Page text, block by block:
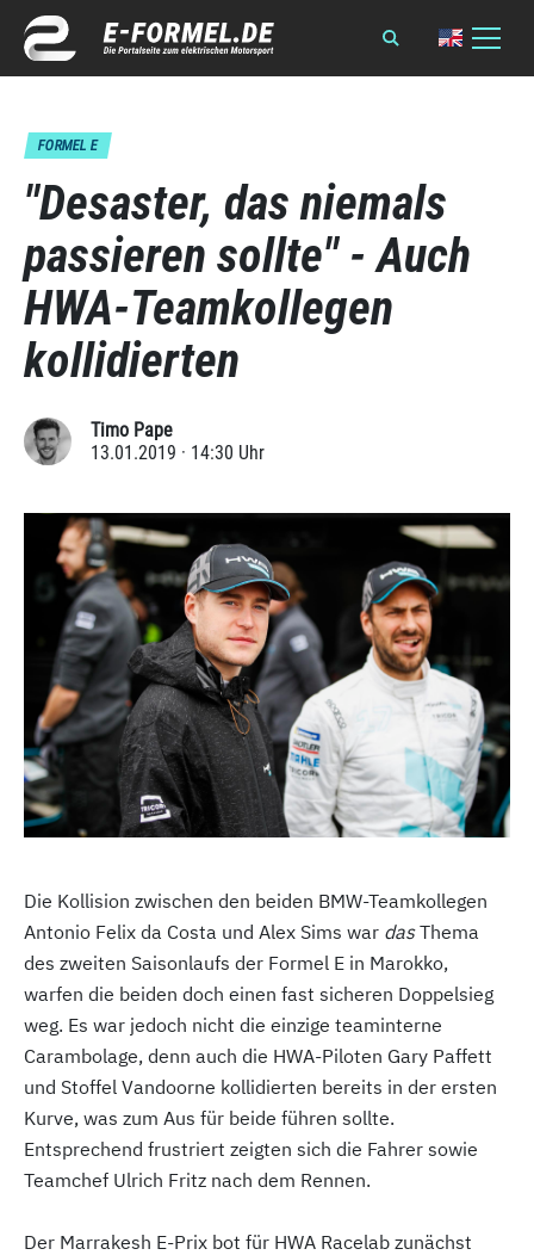
FORMEL E
"Desaster, das niemals
passieren sollte" - Auch
HWA-Teamkollegen
kollidierten
Timo Pape
13.01.2019 · 14:30 Uhr
Die Kollision zwischen den beiden BMW-Teamkollegen
Antonio Felix da Costa und Alex Sims war dasThema
des zweiten Saisonlaufs der Formel E in Marokko,
warfen die beiden doch einen fast sicheren Doppelsieg
weg. Es war jedoch nicht die einzige teaminterne
Carambolage, denn auch die HWA-Piloten Gary Paffett
und Stoffel Vandoorne kollidierten bereits in der ersten
Kurve, was zum Aus für beide führen sollte.
Entsprechend frustriert zeigten sich die Fahrer sowie
Teamchef Ulrich Fritz nach dem Rennen.
Der Marrakesh E-Prix bot für HWA Racelab zunächst